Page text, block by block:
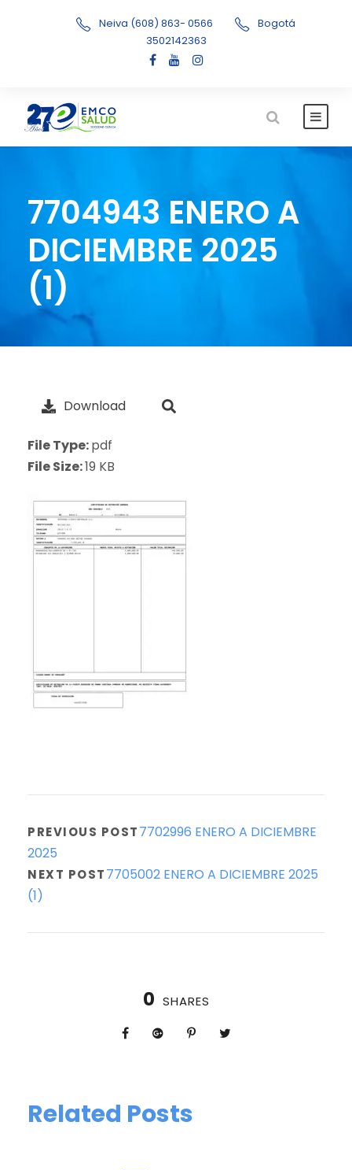
Neiva (608) 863- 0566
Bogotá
3502142363
7704943 ENERO A
DICIEMBRE 2025
(1)
Download
File Type:pdf
File Size:19 KB
PREVIOUS POST7702996 ENERO A DICIEMBRE
2025
NEXT POST7705002 ENERO A DICIEMBRE 2025
(1)
0 SHARES
Related Posts